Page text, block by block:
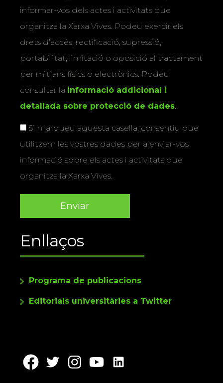
informar-vos dels actes i activitats que
organitza la Xarxa Vives. Podeu exercir els
drets d’accés, rectificació, supressió,
portabilitat, limitació o oposició al tractament
per mitjans físics o electrònics. Podeu
consultar la informació addicional i
detallada sobre protecció de dades.
Si marqueu aquesta casella, consentiu que
utilitzem les vostres dades per a enviar-vos
informació sobre els actes i activitats que
organitza la Xarxa Vives.
Enllaços
Programa de publicacions
Editorials universitàries a Twitter